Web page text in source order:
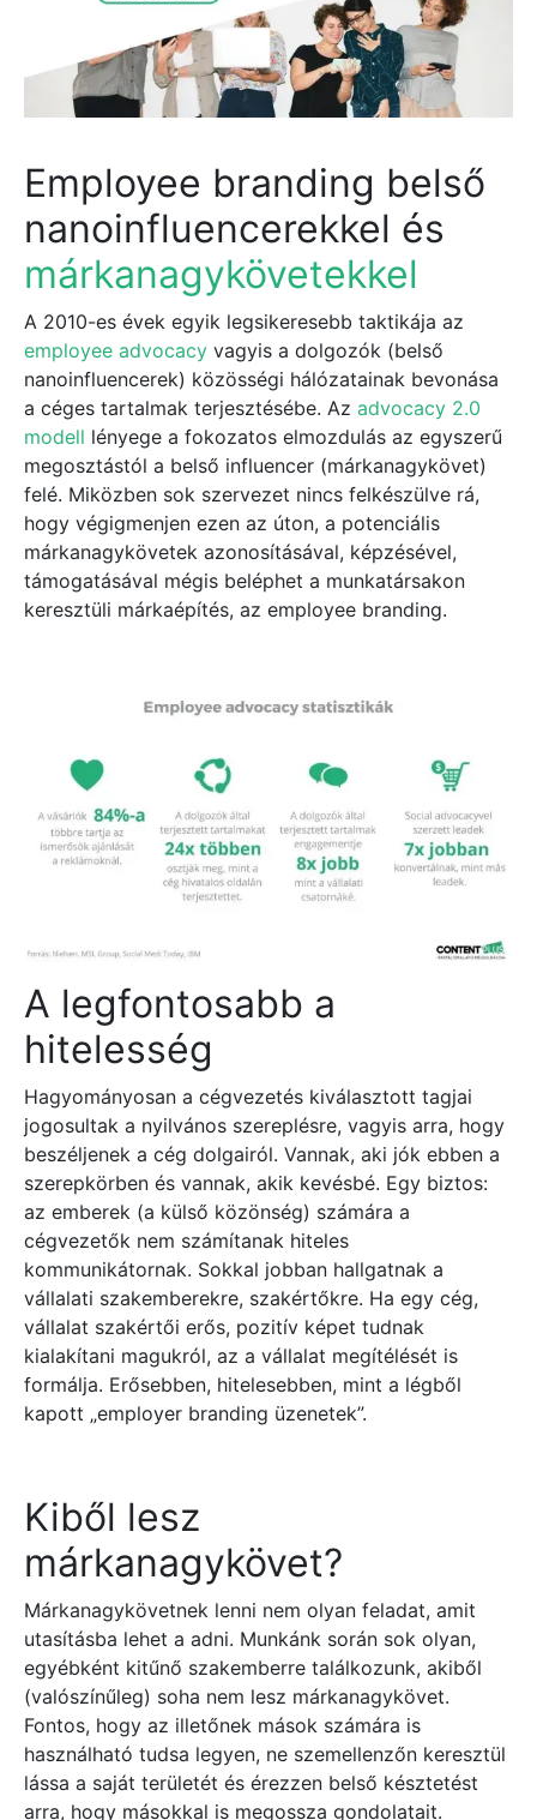
Employee branding belső
nanoinfluencerekkel és
márkanagykövetekkel
A 2010-es évek egyik legsikeresebb taktikája az
employee advocacy vagyis a dolgozók (belső
nanoinfluencerek) közösségi hálózatainak bevonása
a céges tartalmak terjesztésébe. Az advocacy 2.0
modell lényege a fokozatos elmozdulás az egyszerű
megosztástól a belső influencer (márkanagykövet)
felé. Miközben sok szervezet nincs felkészülve rá,
hogy végigmenjen ezen az úton, a potenciális
márkanagykövetek azonosításával, képzésével,
támogatásával mégis beléphet a munkatársakon
keresztüli márkaépítés, az employee branding.
A legfontosabb a
hitelesség
Hagyományosan a cégvezetés kiválasztott tagjai
jogosultak a nyilvános szereplésre, vagyis arra, hogy
beszéljenek a cég dolgairól. Vannak, aki jók ebben a
szerepkörben és vannak, akik kevésbé. Egy biztos:
az emberek (a külső közönség) számára a
cégvezetők nem számítanak hiteles
kommunikátornak. Sokkal jobban hallgatnak a
vállalati szakemberekre, szakértőkre. Ha egy cég,
vállalat szakértői erős, pozitív képet tudnak
kialakítani magukról, az a vállalat megítélését is
formálja. Erősebben, hitelesebben, mint a légből
kapott „employer branding üzenetek”.
Kiből lesz
márkanagykövet?
Márkanagykövetnek lenni nem olyan feladat, amit
utasításba lehet a adni. Munkánk során sok olyan,
egyébként kitűnő szakemberre találkozunk, akiből
(valószínűleg) soha nem lesz márkanagykövet.
Fontos, hogy az illetőnek mások számára is
használható tudsa legyen, ne szemellenzőn keresztül
lássa a saját területét és érezzen belső késztetést
arra, hogy másokkal is megossza gondolatait.